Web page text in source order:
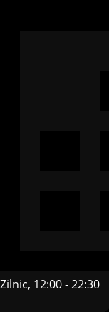
Zilnic, 12:00 - 22:30